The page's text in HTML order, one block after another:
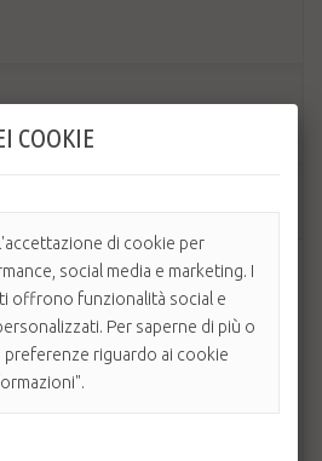
COOKIE
di cookie per
social media e marketing. I
offrono funzionalità social e
Per saperne di più o
riguardo ai cookie